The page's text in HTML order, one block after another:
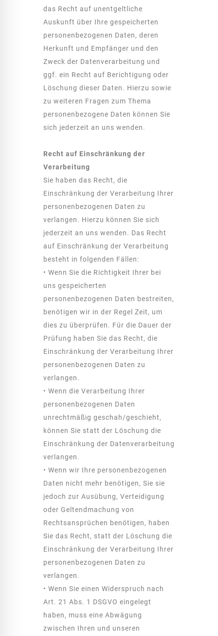
das Recht auf unentgeltliche
Auskunft über Ihre gespeicherten
personenbezogenen Daten, deren
Herkunft und Empfänger und den
Zweck der Datenverarbeitung und
ggf. ein Recht auf Berichtigung oder
Löschung dieser Daten. Hierzu sowie
zu weiteren Fragen zum Thema
personenbezogene Daten können Sie
sich jederzeit an uns wenden.
Recht auf Einschränkung der
Verarbeitung
Sie haben das Recht, die
Einschränkung der Verarbeitung Ihrer
personenbezogenen Daten zu
verlangen. Hierzu können Sie sich
jederzeit an uns wenden. Das Recht
auf Einschränkung der Verarbeitung
besteht in folgenden Fällen:
• Wenn Sie die Richtigkeit Ihrer bei
uns gespeicherten
personenbezogenen Daten bestreiten,
benötigen wir in der Regel Zeit, um
dies zu überprüfen. Für die Dauer der
Prüfung haben Sie das Recht, die
Einschränkung der Verarbeitung Ihrer
personenbezogenen Daten zu
verlangen.
• Wenn die Verarbeitung Ihrer
personenbezogenen Daten
unrechtmäßig geschah/geschieht,
können Sie statt der Löschung die
Einschränkung der Datenverarbeitung
verlangen.
• Wenn wir Ihre personenbezogenen
Daten nicht mehr benötigen, Sie sie
jedoch zur Ausübung, Verteidigung
oder Geltendmachung von
Rechtsansprüchen benötigen, haben
Sie das Recht, statt der Löschung die
Einschränkung der Verarbeitung Ihrer
personenbezogenen Daten zu
verlangen.
• Wenn Sie einen Widerspruch nach
Art. 21 Abs. 1 DSGVO eingelegt
haben, muss eine Abwägung
zwischen Ihren und unseren